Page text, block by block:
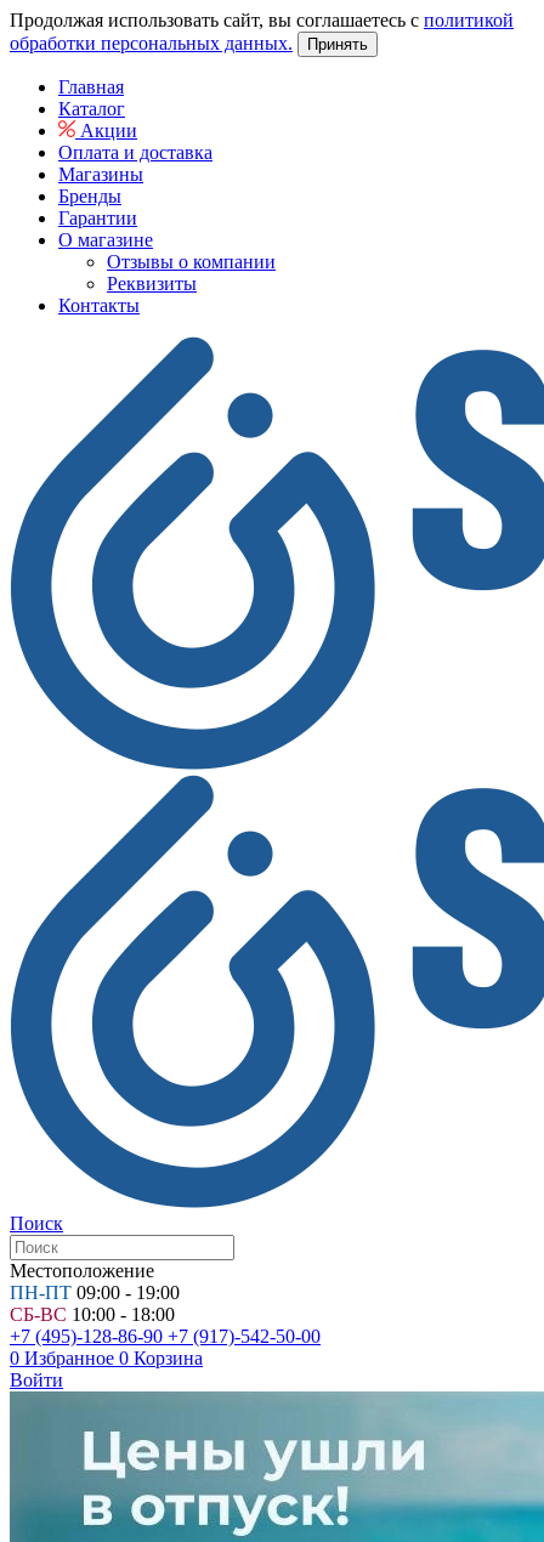
Продолжая использовать сайт, вы соглашаетесь с политикой
обработки персональных данных.
Принять
Главная
Каталог
Акции
Оплата и доставка
Магазины
Бренды
Гарантии
О магазине
Отзывы о компании
Реквизиты
Контакты
Поиск
Местоположение
ПН-ПТ 09:00 - 19:00
СБ-ВС 10:00 - 18:00
+7 (495)-128-86-90 +7 (917)-542-50-00
0 Избранное 0 Корзина
Войти